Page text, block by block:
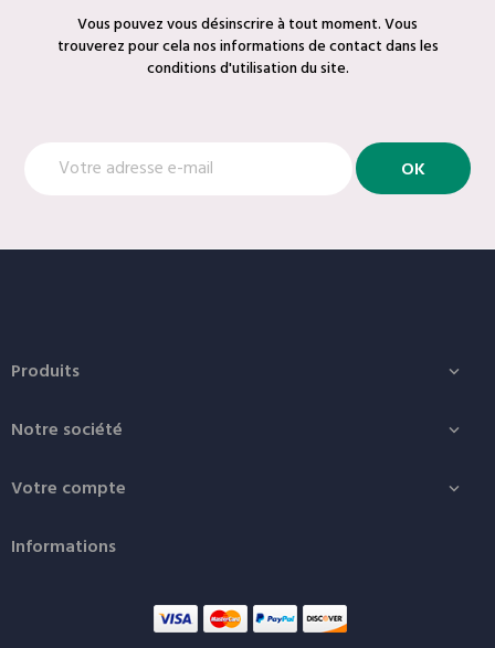
Vous pouvez vous désinscrire à tout moment. Vous
trouverez pour cela nos informations de contact dans les
conditions d'utilisation du site.
Produits 
Notre société 
Votre compte 
Informations